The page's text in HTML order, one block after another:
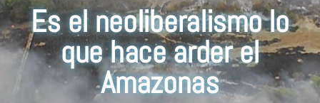
Es el neoliberalismo lo
que hace arder el
Amazonas